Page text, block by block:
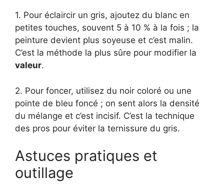
1. Pour éclaircir un gris, ajoutez du blanc en
petites touches, souvent 5 à 10 % à la fois ; la
peinture devient plus soyeuse et c’est malin.
C’est la méthode la plus sûre pour modifier la
valeur.
2. Pour foncer, utilisez du noir coloré ou une
pointe de bleu foncé ; on sent alors la densité
du mélange et c’est incisif. C’est la technique
des pros pour éviter la ternissure du gris.
Astuces pratiques et
outillage